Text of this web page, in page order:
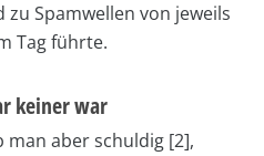
Spamwellen von jeweils
Tag führte.
keiner war
man aber schuldig [2],